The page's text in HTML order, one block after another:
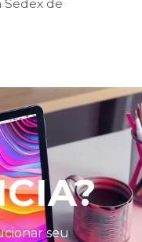
Sedex de
seu